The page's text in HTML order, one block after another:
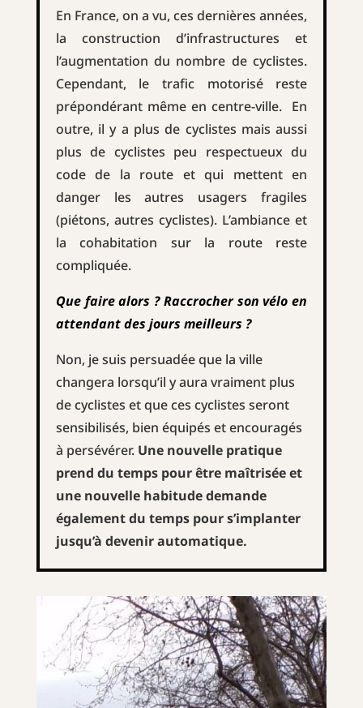
En France, on a vu, ces dernières années,
la construction d’infrastructures et
l’augmentation du nombre de cyclistes.
Cependant, le trafic motorisé reste
prépondérant même en centre-ville. En
outre, il y a plus de cyclistes mais aussi
plus de cyclistes peu respectueux du
code de la route et qui mettent en
danger les autres usagers fragiles
(piétons, autres cyclistes). L’ambiance et
la cohabitation sur la route reste
compliquée.
Que faire alors ? Raccrocher son vélo en
attendant des jours meilleurs ?
Non, je suis persuadée que la ville
changera lorsqu’il y aura vraiment plus
de cyclistes et que ces cyclistes seront
sensibilisés, bien équipés et encouragés
à persévérer. Une nouvelle pratique
prend du temps pour être maîtrisée et
une nouvelle habitude demande
également du temps pour s’implanter
jusqu’à devenir automatique.